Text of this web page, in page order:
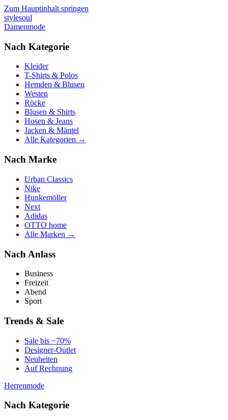
Zum Hauptinhalt springen
stylesoul
Damenmode
Nach Kategorie
Kleider
T-Shirts & Polos
Hemden & Blusen
Westen
Röcke
Blusen & Shirts
Hosen & Jeans
Jacken & Mäntel
Alle Kategorien →
Nach Marke
Urban Classics
Nike
Hunkemöller
Next
Adidas
OTTO home
Alle Marken →
Nach Anlass
Business
Freizeit
Abend
Sport
Trends & Sale
Sale bis −70%
Designer-Outlet
Neuheiten
Auf Rechnung
Herrenmode
Nach Kategorie